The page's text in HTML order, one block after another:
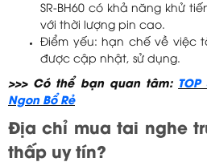
SR-BH60 có khả năng khử
với thời lượng pin cao.
Điểm yếu: hạn chế về việc
được cập nhật, sử dụng.
>>> Có thể bạn quan tâm:
Ngon Bổ Rẻ
Địa chỉ mua tai nghe
thấp uy tín?